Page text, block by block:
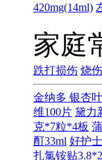
420mg(14ml)
家庭
跌打损伤 烧
金纳多 银杏
维100片 黛力
克*7粒*4板
酊33ml 好护
扎氯铵贴